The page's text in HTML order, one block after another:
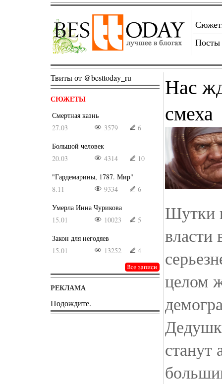
Посты
Твиты от @besttoday_ru
СЮЖЕТЫ
Смертная казнь
27.03
3579
6
Большой человек
20.03
4314
10
"Гардемарины, 1787. Мир"
8.11
9334
6
Умерла Инна Чурикова
15.01
10023
5
Закон для негодяев
15.01
13252 4
РЕКЛАМА
Подождите.
Нас
смеха
Шутки
власти
целом